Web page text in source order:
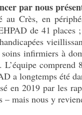
par nous
au Crès, en
de 41 places
infirmiers à
L’équipe
a longtemps été
en 2019 par les
– mais nous y